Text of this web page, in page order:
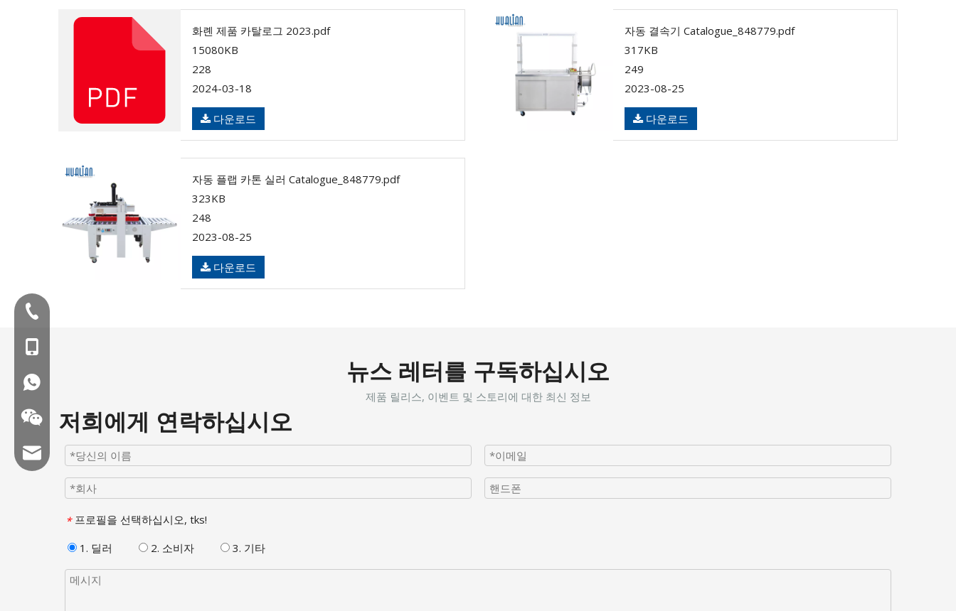
화롄 제품 카탈로그 2023.pdf
15080KB
228
2024-03-18
다운로드
자동 결속기 Catalogue_848779.pdf
317KB
249
2023-08-25
다운로드
자동 플랩 카톤 실러 Catalogue_848779.pdf
323KB
248
2023-08-25
다운로드
뉴스 레터를 구독하십시오
제품 릴리스, 이벤트 및 스토리에 대한 최신 정보
저희에게 연락하십시오
* 프로필을 선택하십시오, tks!
1. 딜러
2. 소비자 3. 기타
이메일 : hl@hualian.biz